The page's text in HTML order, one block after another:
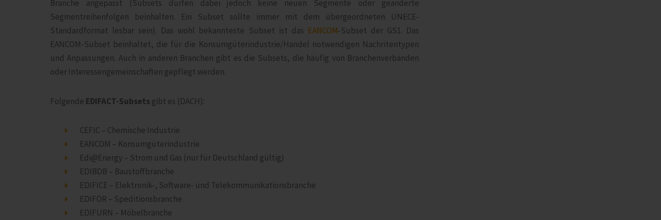
Branche angepasst (Subsets dürfen dabei jedoch keine neuen Segmente oder geänderte
Segmentreihenfolgen beinhalten. Ein Subset sollte immer mit dem übergeordneten UNECE-
Standardformat lesbar sein). Das wohl bekannteste Subset ist das EANCOM-Subset der GS1. Das
EANCOM-Subset beinhaltet, die für die Konsumgüterindustrie/Handel notwendigen Nachritentypen
und Anpassungen. Auch in anderen Branchen gibt es die Subsets, die häufig von Branchenverbänden
oder Interessengemeinschaften gepflegt werden.
Folgende EDIFACT-Subsets gibt es (DACH):
CEFIC – Chemische Industrie
EANCOM – Konsumgüterindustrie
Edi@Energy – Strom und Gas (nur für Deutschland gültig)
EDIBDB – Baustoffbranche
EDIFICE – Elektronik-, Software- und Telekommunikationsbranche
EDIFOR – Speditionsbranche
EDIFURN – Möbelbranche